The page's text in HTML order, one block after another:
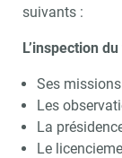
suivants :
L’inspection
Ses
Les
La
Le